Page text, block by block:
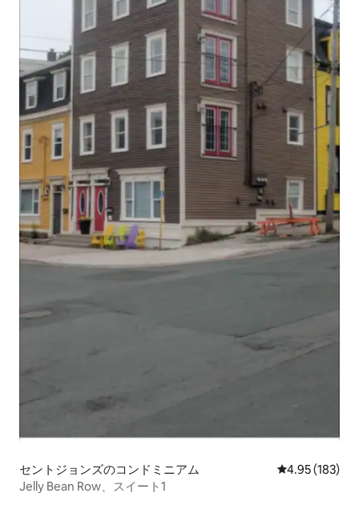
セントジョンズのコンドミニアム レビュー183
4.95 (183)
Jelly Bean Row、スイート1